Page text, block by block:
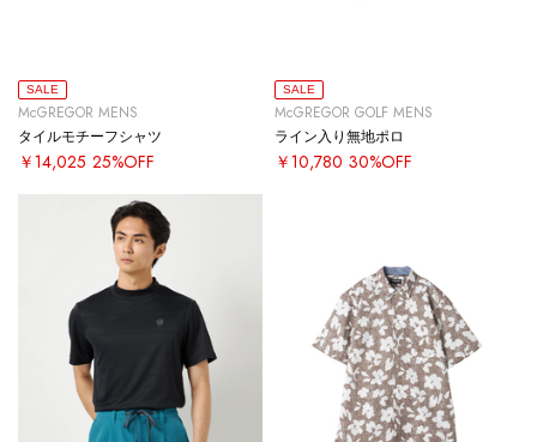
SALE
McGREGOR MENS
タイルモチーフシャツ
￥14,025 25%OFF
SALE
McGREGOR GOLF MENS
ライン入り無地ポロ
￥10,780 30%OFF